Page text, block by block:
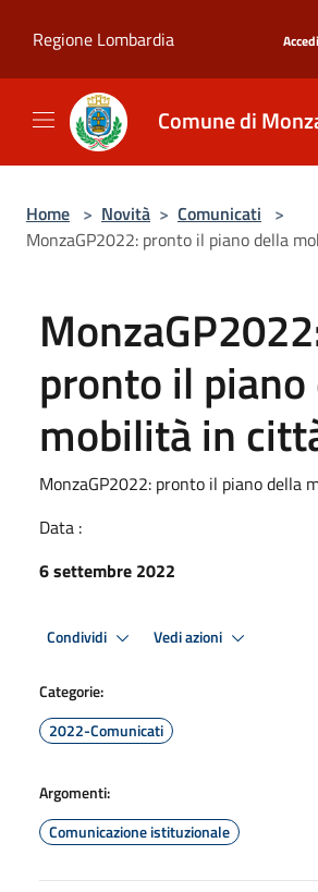
Regione Lombardia
Comune di
Home > Novità > Comunicati >
MonzaGP2022: pronto il piano della
pronto il
mobilità in
MonzaGP2022: pronto il piano della
Data :
6 settembre 2022
Condividi Vedi azioni
Categorie:
2022-Comunicati
Argomenti:
Comunicazione istituzionale